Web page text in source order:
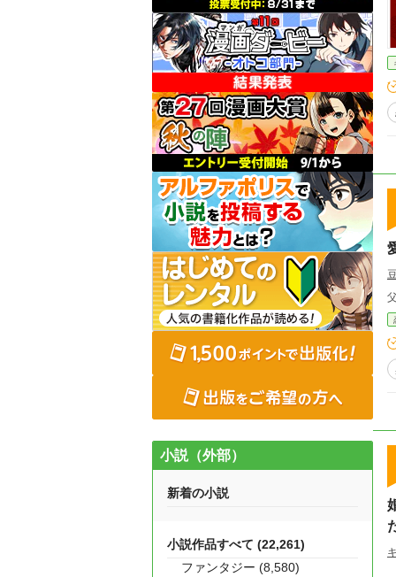
小説（外部）
新着の小説
小説作品すべて (22,261)
ファンタジー (8,580)